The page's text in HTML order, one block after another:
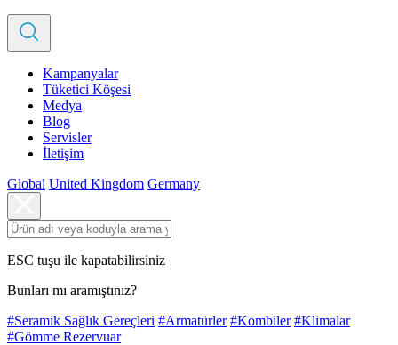
Kampanyalar
Tüketici Köşesi
Medya
Blog
Servisler
İletişim
Global United Kingdom Germany
ESC tuşu ile kapatabilirsiniz
Bunları mı aramıştınız?
#Seramik Sağlık Gereçleri #Armatürler #Kombiler #Klimalar
#Gömme Rezervuar